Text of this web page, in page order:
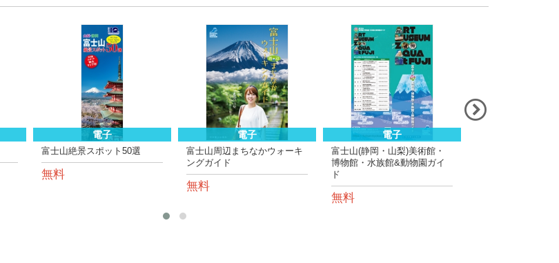
電子
富士山絶景スポット50選
無料
電子
富士山周辺まちなかウォーキ
ングガイド
無料
電子
富士山(静岡・山梨)美術館・
博物館・水族館&動物園ガイ
ド
無料